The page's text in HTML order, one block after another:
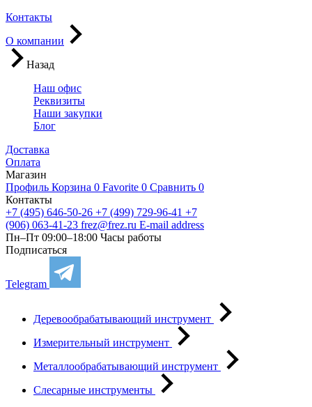
Контакты
О компании
Назад
Наш офис
Реквизиты
Наши закупки
Блог
Доставка
Оплата
Магазин
Профиль Корзина 0 Favorite 0 Сравнить 0
Контакты
+7 (495) 646-50-26 +7 (499) 729-96-41 +7
(906) 063-41-23 frez@frez.ru E-mail address
Пн–Пт 09:00–18:00 Часы работы
Подписаться
Telegram
Деревообрабатывающий инструмент
Измерительный инструмент
Металлообрабатывающий инструмент
Слесарные инструменты